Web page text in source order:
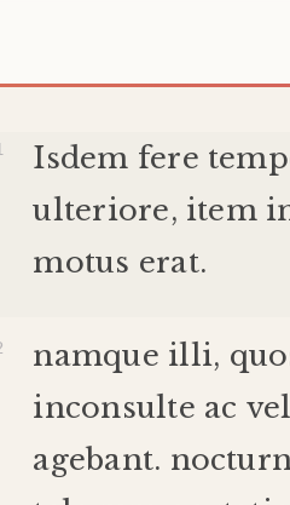
Isdem fere
ulteriore, item
motus erat.
namque illi,
inconsulte ac
agebant.